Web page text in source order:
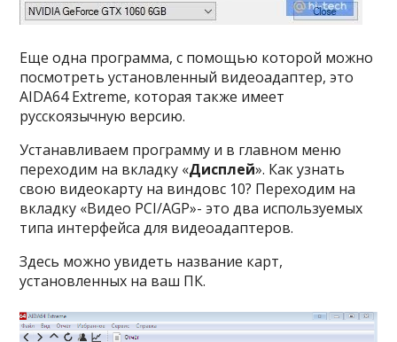
Еще одна программа, с помощью которой можно
посмотреть установленный видеоадаптер, это
AIDA64 Extreme, которая также имеет
русскоязычную версию.
Устанавливаем программу и в главном меню
переходим на вкладку «Дисплей». Как узнать
свою видеокарту на виндовс 10? Переходим на
вкладку «Видео PCI/AGP»- это два используемых
типа интерфейса для видеоадаптеров.
Здесь можно увидеть название карт,
установленных на ваш ПК.